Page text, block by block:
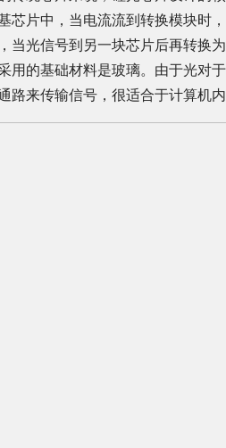
芯片中，当电流流到转换模块时
当光信号到另一块芯片后再转换
用的基础材料是玻璃。由于光对
路来传输信号，很适合于计算机